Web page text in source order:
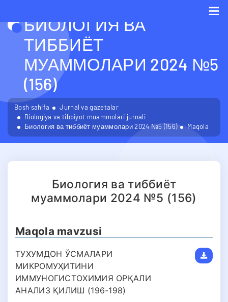
БИОЛОГИЯ ВА
ТИББИЁТ
МУАММОЛАРИ 2024 №5
(156)
Bosh sahifa
Jurnal va gazetalar
Biologiya va tibbiyot muammolari jurnali
Биология ва тиббиёт муаммолари 2024 №5 (156)
Maqola
Биология ва тиббиёт
муаммолари 2024 №5 (156)
Maqola mavzusi
ТУХУМДОН ЎСМАЛАРИ
МИКРОМУҲИТИНИ
ИММУНОГИСТОХИМИЯ ОРҚАЛИ
АНАЛИЗ ҚИЛИШ (196-198)